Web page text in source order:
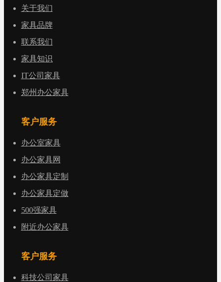
关于我们
家具品牌
联系我们
家具知识
IT公司家具
郑州办公家具
客户服务
办公室家具
办公家具网
办公家具定制
办公家具定做
500强家具
附近办公家具
客户服务
科技公司家具